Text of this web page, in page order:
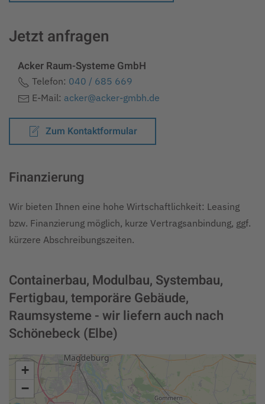
Jetzt anfragen
Acker Raum-Systeme GmbH
Telefon: 040 / 685 669
E-Mail: acker@acker-gmbh.de
Zum Kontaktformular
Finanzierung
Wir bieten Ihnen eine hohe Wirtschaftlichkeit: Leasing
bzw. Finanzierung möglich, kurze Vertragsanbindung, ggf.
kürzere Abschreibungszeiten.
Containerbau, Modulbau, Systembau,
Fertigbau, temporäre Gebäude,
Raumsysteme - wir liefern auch nach
Schönebeck (Elbe)
+
−